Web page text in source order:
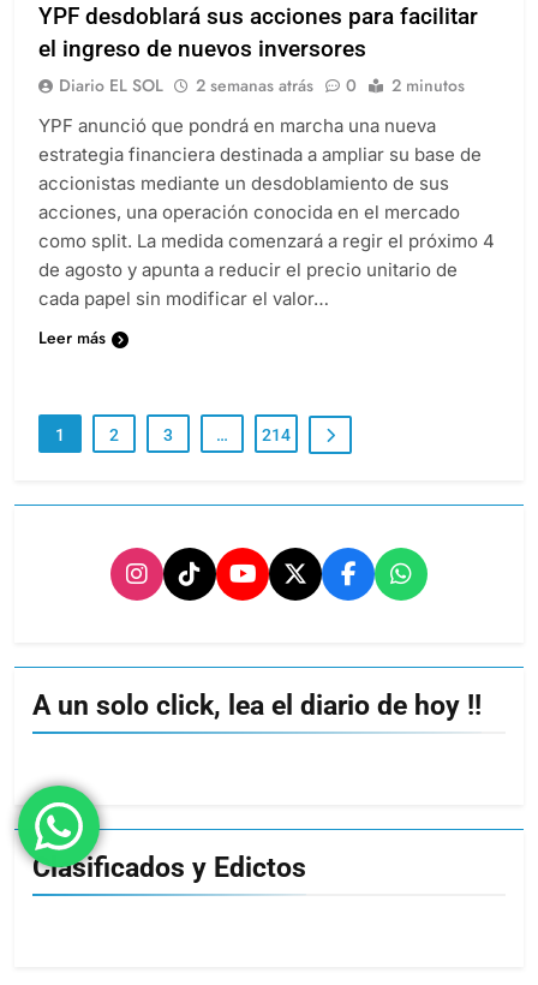
YPF desdoblará sus acciones para facilitar
el ingreso de nuevos inversores
Diario EL SOL 2 semanas atrás 0 2 minutos
YPF anunció que pondrá en marcha una nueva
estrategia financiera destinada a ampliar su base de
accionistas mediante un desdoblamiento de sus
acciones, una operación conocida en el mercado
como split. La medida comenzará a regir el próximo 4
de agosto y apunta a reducir el precio unitario de
cada papel sin modificar el valor…
Leer más
1 2 3 … 214
A un solo click, lea el diario de hoy !!
Clasificados y Edictos